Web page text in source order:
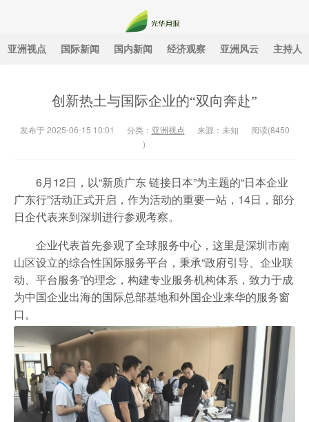
光华月报
亚洲视点 国际新闻 国内新闻 经济观察 亚洲风云 主持人
创新热土与国际企业的“双向奔赴”
发布于 2025-06-15 10:01 分类： 亚洲视点 来源：未知 阅读(8450
)
6月12日，以“新质广东 链接日本”为主题的“日本企业
广东行”活动正式开启，作为活动的重要一站，14日，部分
日企代表来到深圳进行参观考察。
企业代表首先参观了全球服务中心，这里是深圳市南
山区设立的综合性国际服务平台，秉承“政府引导、企业联
动、平台服务”的理念，构建专业服务机构体系，致力于成
为中国企业出海的国际总部基地和外国企业来华的服务窗
口。